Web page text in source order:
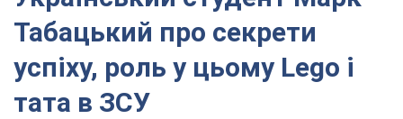
Табацький про секрети
успіху, роль у цьому Lego і
тата в ЗСУ